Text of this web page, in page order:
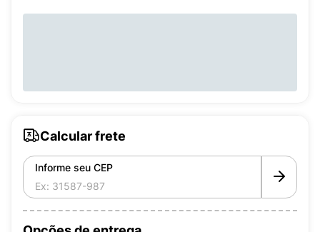
Calcular frete
Informe seu CEP